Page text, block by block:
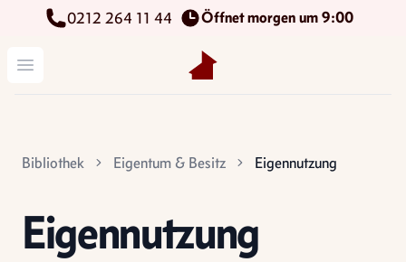
0212 264 11 44 Öffnet morgen um 9:00
Menü öffnen Kettenbach Immobilien GmbH
Bibliothek Eigentum & Besitz Eigennutzung
Eigennutzung